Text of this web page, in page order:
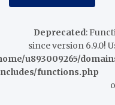
Deprecated:
since version 6.9.0!
u893009265/
functions.php